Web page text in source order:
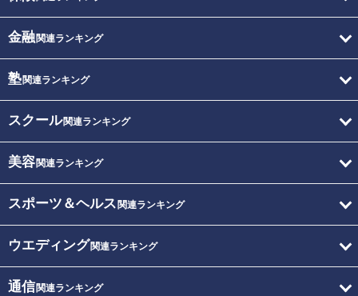
金融関連ランキング
塾関連ランキング
スクール関連ランキング
美容関連ランキング
スポーツ＆ヘルス 関連ランキング
ウエディング関連ランキング
通信関連ランキング